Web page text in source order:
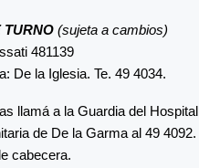
TURNO (sujeta a cambios)
481139
De la Iglesia. Te. 49 4034.
llamá a la Guardia del
de De la Garma al 49 4092.
cabecera.